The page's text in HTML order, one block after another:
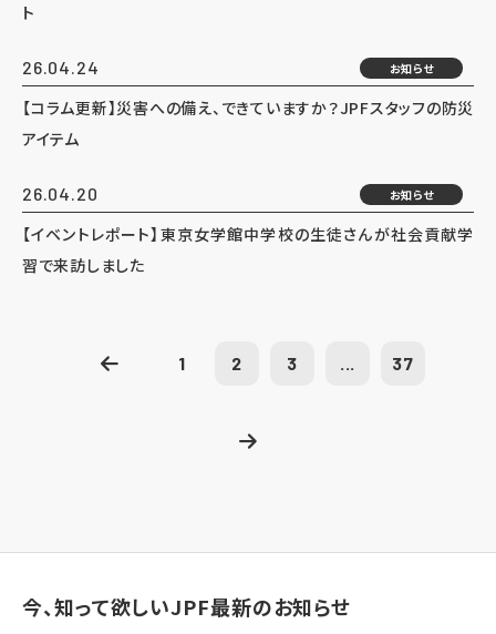
ト
26.04.24 お知らせ
【コラム更新】災害への備え、できていますか？JPFスタッフの防災
アイテム
26.04.20 お知らせ
【イベントレポート】東京女学館中学校の生徒さんが社会貢献学
習で来訪しました
1 2 3 ... 37
今、知って欲しいJPF最新のお知らせ